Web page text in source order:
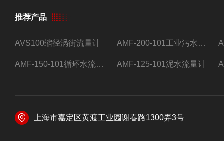
推荐产品
AVS100缩径涡街流量计 AMF-200-101工业污水流量计
AMF-150-101循环水流量计,电磁流量计 AMF-125-101泥水流量计
上海市嘉定区黄渡工业园谢春路1300弄3号